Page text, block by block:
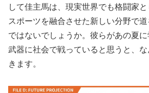
して佳主馬は、現実世界でも格闘家
スポーツを融合させた新しい分野で
ではないでしょうか。彼らがあの夏
武器に社会で戦っている と思うと、
きます。